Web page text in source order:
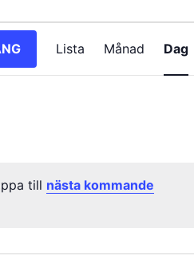
till nästa kommande
Lista Månad Dag